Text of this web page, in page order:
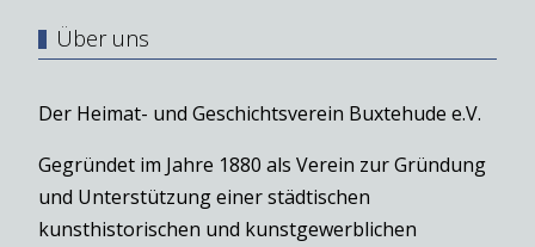
Über uns
Der Heimat- und Geschichtsverein Buxtehude e.V.
Gegründet im Jahre 1880 als Verein zur Gründung
und Unterstützung einer städtischen
kunsthistorischen und kunstgewerblichen